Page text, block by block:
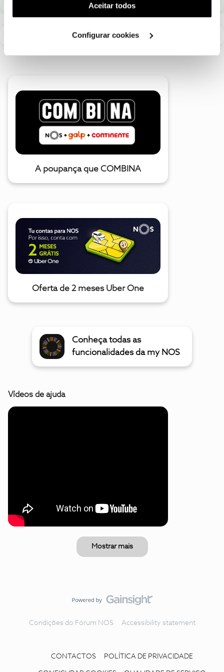
(cookies de publicidade personalizada). Pode gerir a
utilização dos cookies clicando em "Configurar
Aceitar todos
Configurar cookies
A poupança que COMBINA
Oferta de 2 meses Uber One
Conheça todas as
funcionalidades da my NOS
Vídeos de ajuda
Mostrar mais
Condições do Fórum NOS Accessibility statement
CONTACTOS POLÍTICA DE PRIVACIDADE